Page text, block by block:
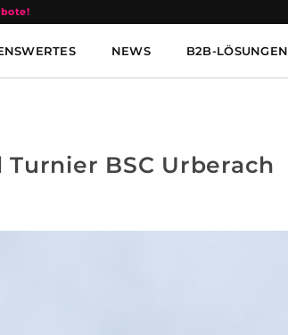
NEWS B2B-LÖSUNGEN
BSC Urberach